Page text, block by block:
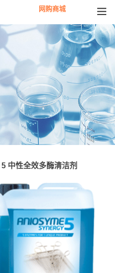
网购商城
中性全效多酶清洁剂